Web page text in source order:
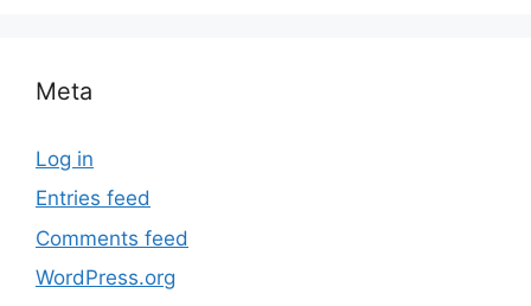
Meta
Log in
Entries feed
Comments feed
WordPress.org